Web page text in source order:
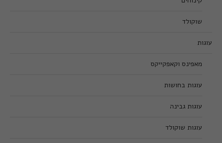
שוקולד
עוגות
מאפינס וקאפקייקס
עוגות בחושות
עוגות גבינה
עוגות שוקולד